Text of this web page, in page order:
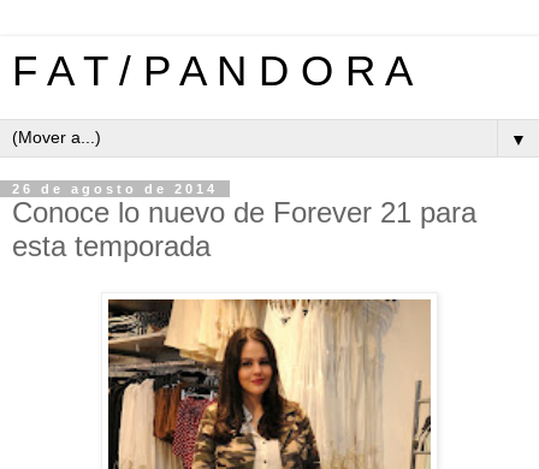
F A T / P A N D O R A
▼
26 de agosto de 2014
Conoce lo nuevo de Forever 21 para
esta temporada